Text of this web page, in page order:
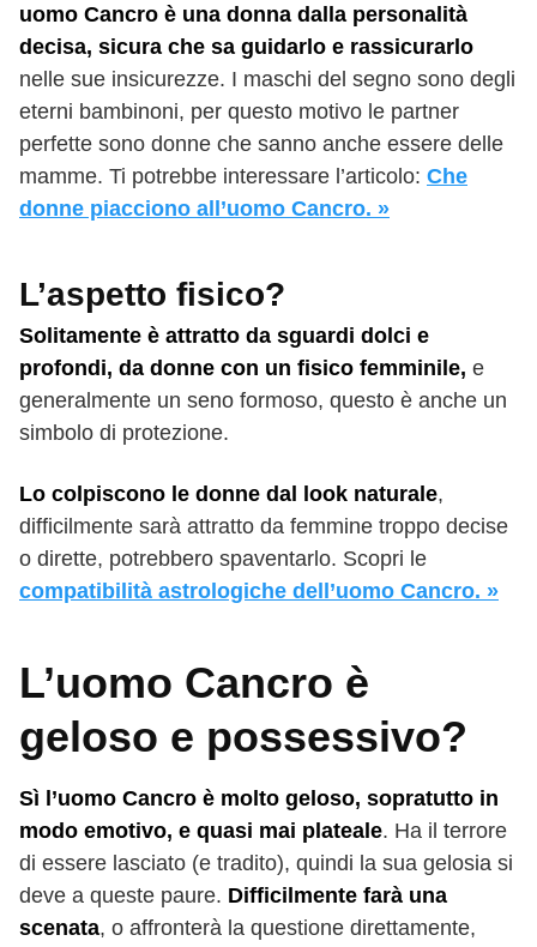
uomo Cancro è una donna dalla personalità
decisa, sicura che sa guidarlo e rassicurarlo
nelle sue insicurezze. I maschi del segno sono degli
eterni bambinoni, per questo motivo le partner
perfette sono donne che sanno anche essere delle
mamme. Ti potrebbe interessare l’articolo: Che
donne piacciono all’uomo Cancro. »
L’aspetto fisico?
Solitamente è attratto da sguardi dolci e
profondi, da donne con un fisico femminile, e
generalmente un seno formoso, questo è anche un
simbolo di protezione.
Lo colpiscono le donne dal look naturale,
difficilmente sarà attratto da femmine troppo decise
o dirette, potrebbero spaventarlo. Scopri le
compatibilità astrologiche dell’uomo Cancro. »
L’uomo Cancro è
geloso e possessivo?
Sì l’uomo Cancro è molto geloso, sopratutto in
modo emotivo, e quasi mai plateale. Ha il terrore
di essere lasciato (e tradito), quindi la sua gelosia si
deve a queste paure. Difficilmente farà una
scenata, o affronterà la questione direttamente,